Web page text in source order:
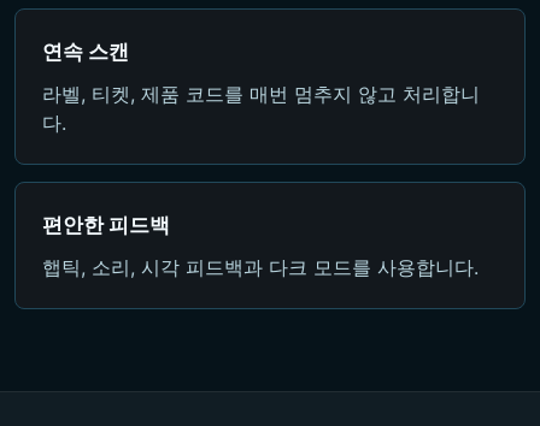
연속 스캔
라벨, 티켓, 제품 코드를 매번 멈추지 않고 처리합니
다.
편안한 피드백
햅틱, 소리, 시각 피드백과 다크 모드를 사용합니다.